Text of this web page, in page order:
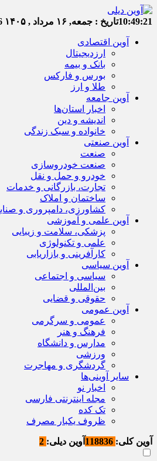
10:49:22تاریخ : جمعه, ۱۶ مرداد , ۱۴۰۵
آوین اقتصادی
ارزدیجیتال
بانک و بیمه
بورس و فارکس
طلا و ارز
آوین جامعه
اخبار استان‌ها
اندیشه و دین
خانواده و سبک زندگی
آوین صنعتی
صنعت
صنعت خودروسازی
خودرو و حمل و نقل
تجارت، بازرگانی و خدمات
ساختمان و املاک
کشاورزی، دامپروری و
آوین علمی و آموزشی
پزشکی، سلامت و زیبایی
علمی و تکنولوژی
کارآفرینی و بازاریابی
آوین سیاسی
سیاسی و اجتماعی
بین‌المللی
حقوقی و قضایی
آوین عمومی
عمومی و سرگرمی
فرهنگ و هنر
مدارس و دانشگاه
ورزشی
گردشگری و مهاجرت
سایر آوینی‌ها
اخبار نو
مجله اینترنتی فارسی
تک کده
ظروف یکبار مصرف
آوین کلی: آوین دیلی: